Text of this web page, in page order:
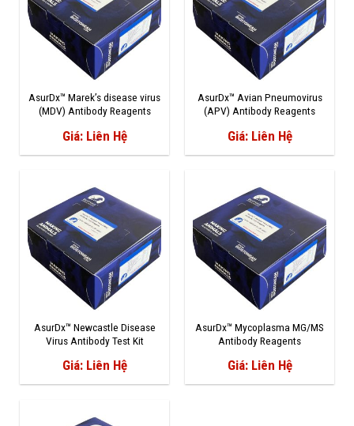
AsurDx™ Marek’s disease virus
(MDV) Antibody Reagents
Giá: Liên Hệ
AsurDx™ Avian Pneumovirus
(APV) Antibody Reagents
Giá: Liên Hệ
AsurDx™ Newcastle Disease
Virus Antibody Test Kit
Giá: Liên Hệ
AsurDx™ Mycoplasma MG/MS
Antibody Reagents
Giá: Liên Hệ